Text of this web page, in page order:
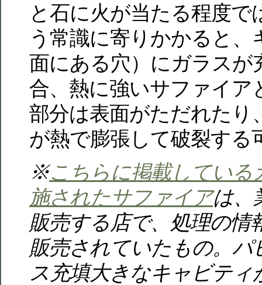
と石に火が当たる程度で
う常識に寄りかかると、
面にある穴）にガラスが
合、熱に強いサファイア
部分は表面がただれたり
が熱で膨張して破裂する
※こちらに掲載している
施されたサファイアは、
販売する店で、処理の情
販売されていたもの。パ
ス充填大きなキャビティ